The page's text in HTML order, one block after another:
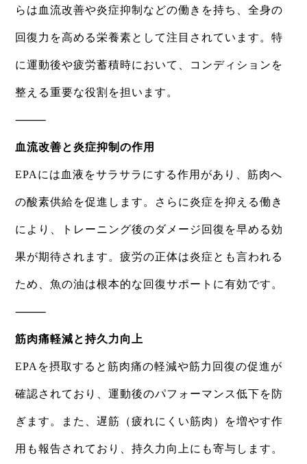
らは血流改善や炎症抑制などの働きを持ち、全身の
回復力を高める栄養素として注目されています。特
に運動後や疲労蓄積時において、コンディションを
整える重要な役割を担います。
⸻
血流改善と炎症抑制の作用
EPAには血液をサラサラにする作用があり、筋肉へ
の酸素供給を促進します。さらに炎症を抑える働き
により、トレーニング後のダメージ回復を早める効
果が期待されます。疲労の正体は炎症とも言われる
ため、魚の油は根本的な回復サポートに有効です。
⸻
筋肉痛軽減と持久力向上
EPAを摂取すると筋肉痛の軽減や筋力回復の促進が
確認されており、運動後のパフォーマンス低下を防
ぎます。また、遅筋（疲れにくい筋肉）を増やす作
用も報告されており、持久力向上にも寄与します。